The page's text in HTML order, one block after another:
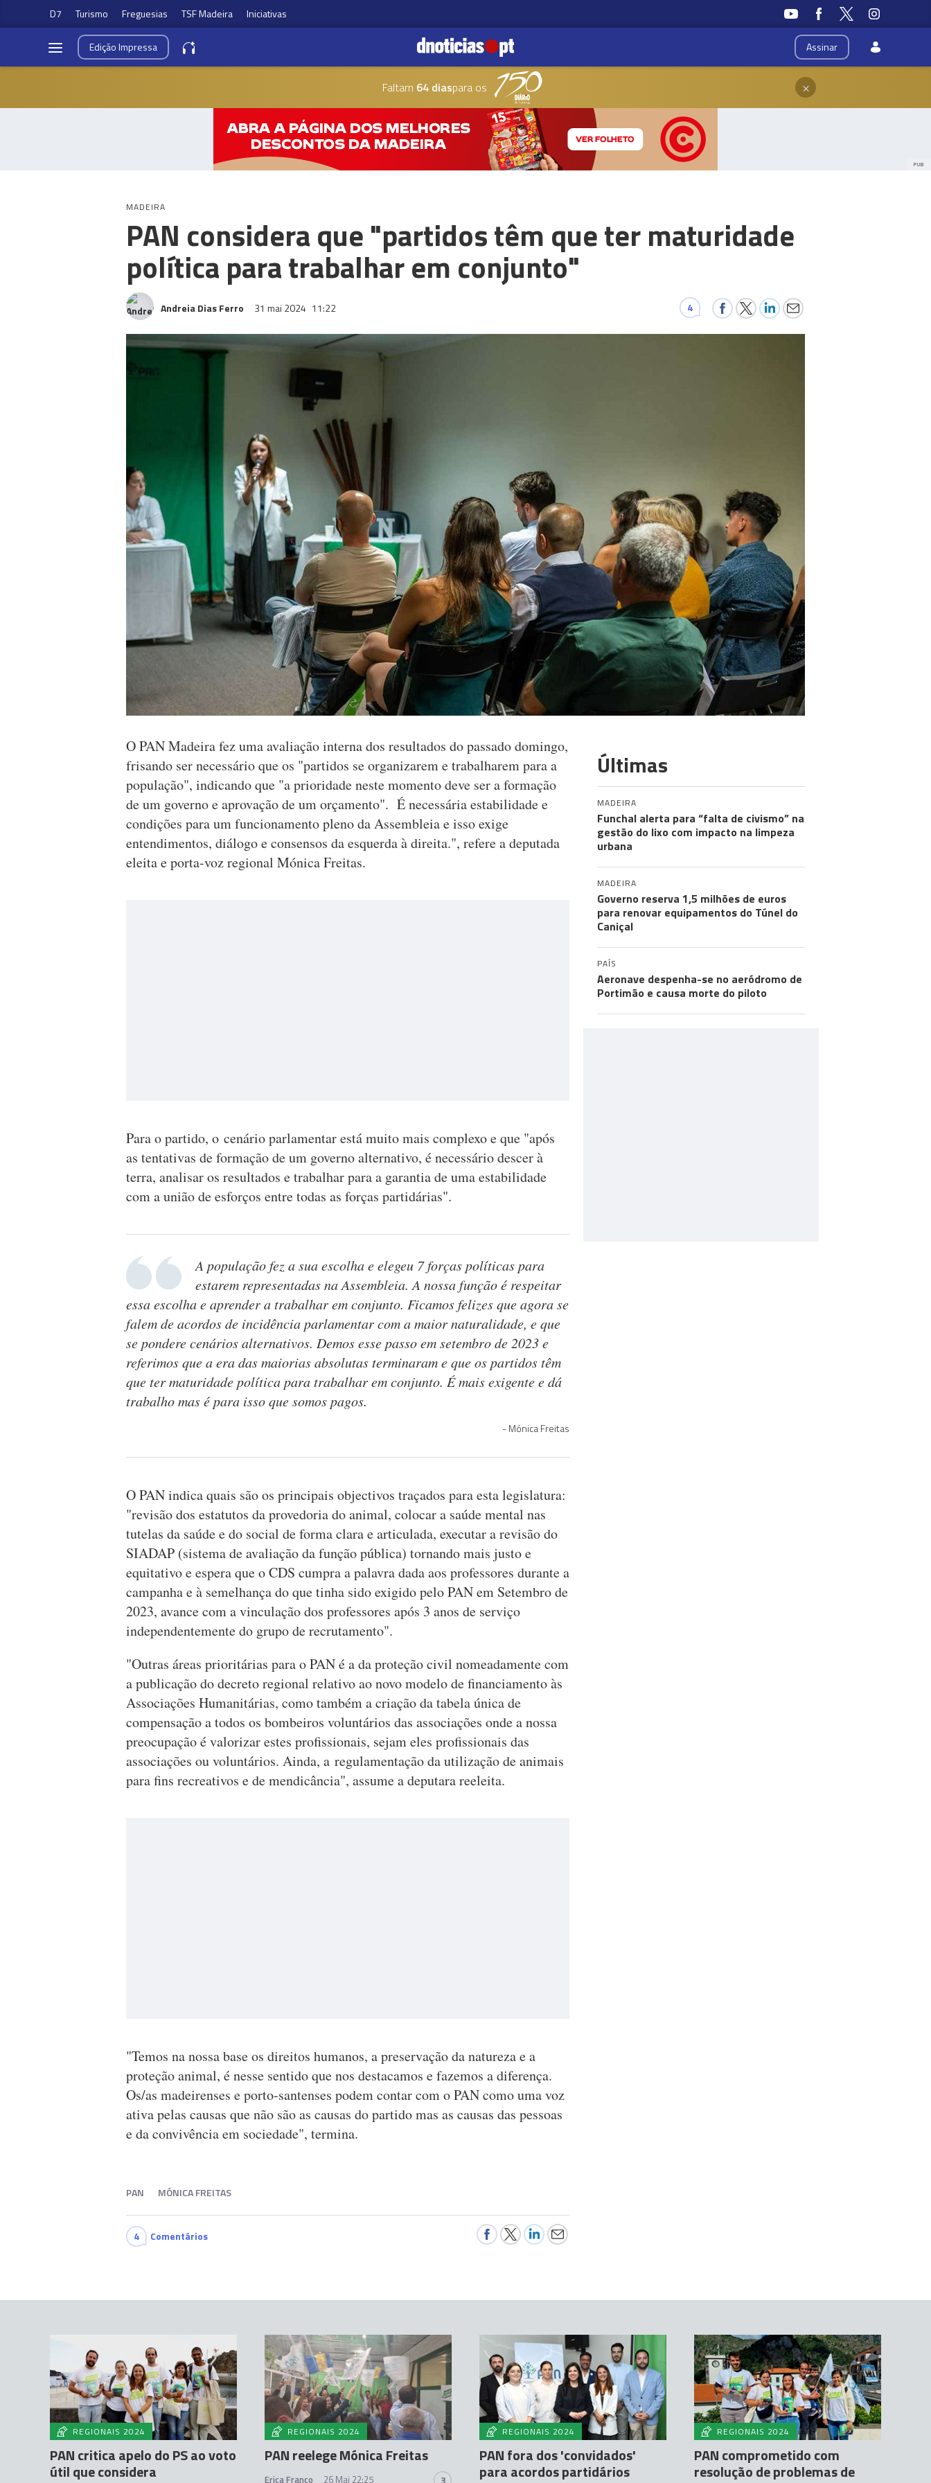
D7 Turismo Freguesias TSF Madeira Iniciativas
Assinar
EdiçãoImpressa
Faltam 64 diaspara os ×
PUB
MADEIRA
PAN considera que "partidos têm que ter maturidade
política para trabalhar em conjunto"
Andreia Dias Ferro 31 mai 2024 11:22 4
O PAN Madeira fez uma avaliação interna dos resultados do passado domingo,
frisando ser necessário que os "partidos se organizarem e trabalharem para a
população", indicando que "a prioridade neste momento deve ser a formação
de um governo e aprovação de um orçamento". É necessária estabilidade e
condições para um funcionamento pleno da Assembleia e isso exige
entendimentos, diálogo e consensos da esquerda à direita.", refere a deputada
eleita e porta-voz regional Mónica Freitas.
Para o partido, o cenário parlamentar está muito mais complexo e que "após
as tentativas de formação de um governo alternativo, é necessário descer à
terra, analisar os resultados e trabalhar para a garantia de uma estabilidade
com a união de esforços entre todas as forças partidárias".
A população fez a sua escolha e elegeu 7 forças políticas para
estarem representadas na Assembleia. A nossa função é respeitar
essa escolha e aprender a trabalhar em conjunto. Ficamos felizes que agora se
falem de acordos de incidência parlamentar com a maior naturalidade, e que
se pondere cenários alternativos. Demos esse passo em setembro de 2023 e
referimos que a era das maiorias absolutas terminaram e que os partidos têm
que ter maturidade política para trabalhar em conjunto. É mais exigente e dá
trabalho mas é para isso que somos pagos.
Mónica Freitas
O PAN indica quais são os principais objectivos traçados para esta legislatura:
"revisão dos estatutos da provedoria do animal, colocar a saúde mental nas
tutelas da saúde e do social de forma clara e articulada, executar a revisão do
SIADAP (sistema de avaliação da função pública) tornando mais justo e
equitativo e espera que o CDS cumpra a palavra dada aos professores durante a
campanha e à semelhança do que tinha sido exigido pelo PAN em Setembro de
2023, avance com a vinculação dos professores após 3 anos de serviço
independentemente do grupo de recrutamento".
"Outras áreas prioritárias para o PAN é a da proteção civil nomeadamente com
a publicação do decreto regional relativo ao novo modelo de financiamento às
Associações Humanitárias, como também a criação da tabela única de
compensação a todos os bombeiros voluntários das associações onde a nossa
preocupação é valorizar estes profissionais, sejam eles profissionais das
associações ou voluntários. Ainda, a regulamentação da utilização de animais
para fins recreativos e de mendicância", assume a deputara reeleita.
"Temos na nossa base os direitos humanos, a preservação da natureza e a
proteção animal, é nesse sentido que nos destacamos e fazemos a diferença.
Os/as madeirenses e porto-santenses podem contar com o PAN como uma voz
ativa pelas causas que não são as causas do partido mas as causas das pessoas
e da convivência em sociedade", termina.
PAN MÓNICA FREITAS
4 Comentários
Últimas
MADEIRA
Funchal alerta para “falta de civismo” na
gestão do lixo com impacto na limpeza
urbana
MADEIRA
Governo reserva 1,5 milhões de euros
para renovar equipamentos do Túnel do
Caniçal
PAÍS
Aeronave despenha-se no aeródromo de
Portimão e causa morte do piloto
REGIONAIS 2024
PAN critica apelo do PS ao voto
útil que considera
REGIONAIS 2024
PAN reelege Mónica Freitas
Erica Franco 26 Mai 22:25
REGIONAIS 2024
PAN fora dos 'convidados'
para acordos partidários
REGIONAIS 2024
PAN comprometido com
resolução de problemas de